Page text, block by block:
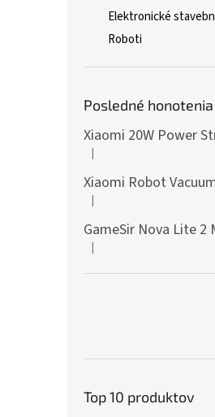
Elektronické
Roboti
Posledné honotenia
Hodnotenie produktu je 5
|
Hodnotenie produktu je 5
|
Hodnotenie produktu je 5
|
Top 10 produktov